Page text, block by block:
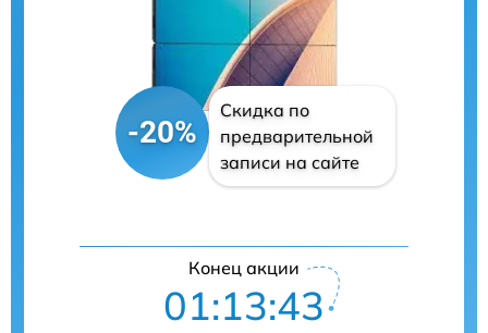
-20%
Скидка по
предварительной
записи на сайте
Конец акции
01:13:42